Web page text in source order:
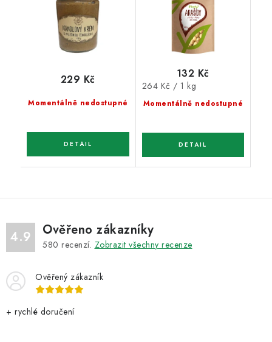
Momentálně nedostupné
229 Kč
Momentálně nedostupné
132 Kč
Měrná
cena:
264 Kč / 1 kg
4.9 Ověřeno zákazníky
580 recenzí. Zobrazit všechny recenze
Ověřený zákazník
+ rychlé doručení